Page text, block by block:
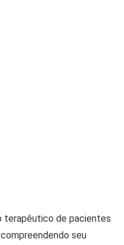
terapêutico de pacientes
seu